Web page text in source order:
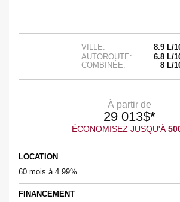
VILLE:
8.9 L/
AUTOROUTE:
6.8 L/
COMBINÉE:
8 L/
À partir de
29 013$*
ÉCONOMISEZ JUSQU'À
LOCATION
60 mois à 4.99%
FINANCEMENT